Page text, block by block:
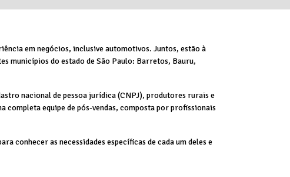
em negócios, inclusive automotivos. Juntos, estão à
municípios do estado de São Paulo: Barretos, Bauru,
nacional de pessoa jurídica (CNPJ), produtores rurais e
completa equipe de pós-vendas, composta por profissionais
conhecer as necessidades específicas de cada um deles e